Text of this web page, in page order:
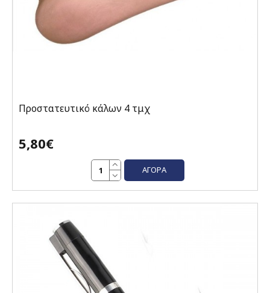
Προστατευτικό κάλων 4 τμχ
5,80€
ΑΓΟΡΆ